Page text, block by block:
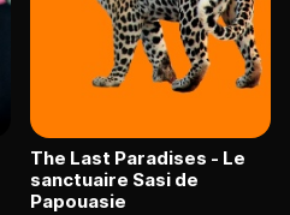
The Last Paradises - Le
sanctuaire Sasi de
Papouasie